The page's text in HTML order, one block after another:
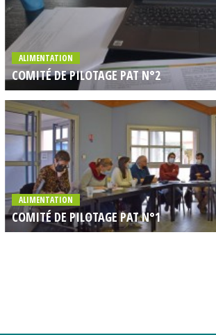
ALIMENTATION
COMITÉ DE PILOTAGE PAT N°2
ALIMENTATION
COMITÉ DE PILOTAGE PAT N°1